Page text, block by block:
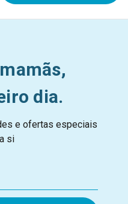
dia.
e ofertas especiais
si